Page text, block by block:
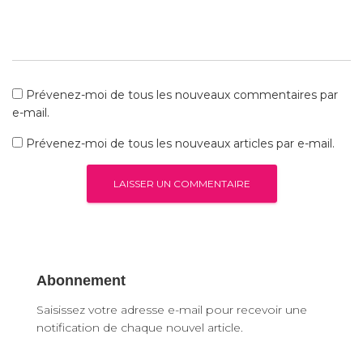
Prévenez-moi de tous les nouveaux commentaires par
e-mail.
Prévenez-moi de tous les nouveaux articles par e-mail.
Abonnement
Saisissez votre adresse e-mail pour recevoir une
notification de chaque nouvel article.